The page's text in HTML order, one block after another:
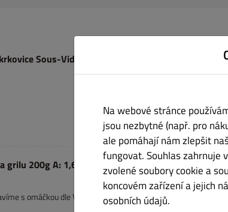
Sous-Vide
grilu 200g A: 1,6,4
s omáčkou dle Vašeho přání:
Na webové stránce
jsou nezbytné (např. pro
ale pomáhají nám zlepšit
fungovat. Souhlas zahrnuje
zvolené soubory cookie a
koncovém zařízení a jejich
osobních údajů.